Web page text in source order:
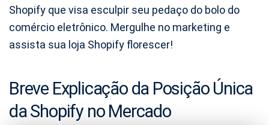
Shopify que visa esculpir seu pedaço do bolo do
comércio eletrônico. Mergulhe no marketing e
assista sua loja Shopify florescer!
Breve Explicação da Posição Única
da Shopify no Mercado